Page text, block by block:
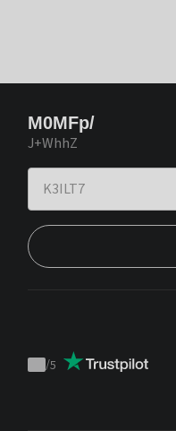
M0MFp/
J+WhhZ
Trustpilot
/5